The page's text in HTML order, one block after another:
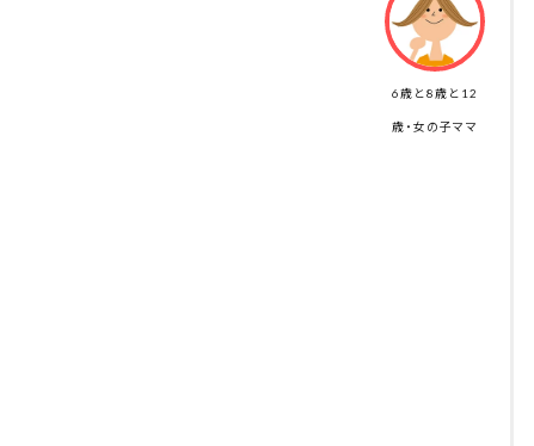
6歳と8歳と12
歳・女の子ママ